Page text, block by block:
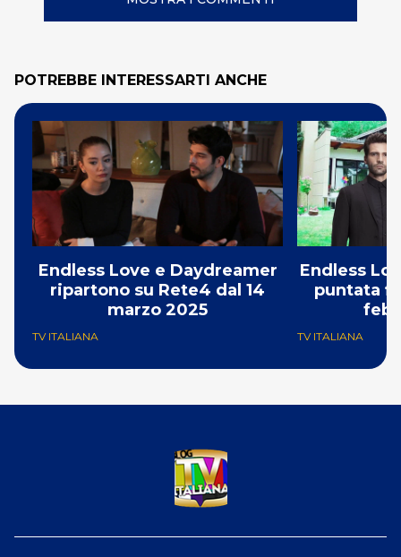
POTREBBE INTERESSARTI ANCHE
Endless Love e Daydreamer
ripartono su Rete4 dal 14
marzo 2025
TV ITALIANA
Endless
puntata
TV ITALIANA